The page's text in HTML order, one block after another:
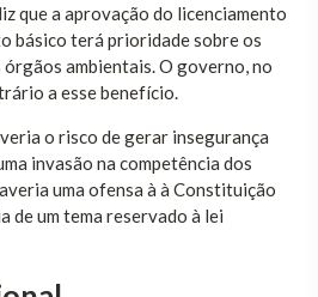
que a aprovação do licenciamento
básico terá prioridade sobre os
ambientais. O governo, no
a esse benefício.
o risco de gerar insegurança
invasão na competência dos
uma ofensa à à Constituição
de um tema reservado à lei